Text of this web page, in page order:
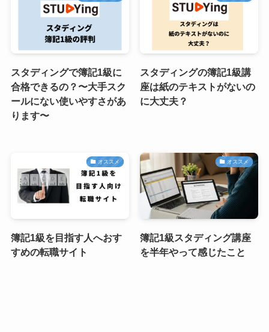
スタディングで簿記1級に
合格できるの？〜大手スク
ールにない使いやすさがあ
ります〜
スタディングの簿記1級講
座は紙のテキストがないの
に大丈夫？
オススメ
簿記1級を目指す人へおす
すめの転職サイト
オススメ
簿記1級スタディング講座
を半年やって感じたこと